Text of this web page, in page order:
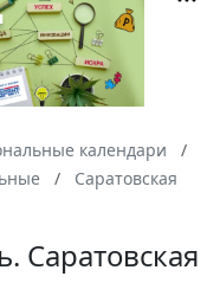
календари
Саратовская
Саратовская